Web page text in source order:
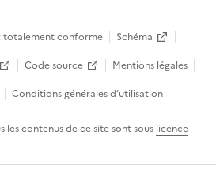
totalement conforme
Schéma
Code source
Mentions légales
Conditions générales d’utilisation
contenus de ce site sont sous licence